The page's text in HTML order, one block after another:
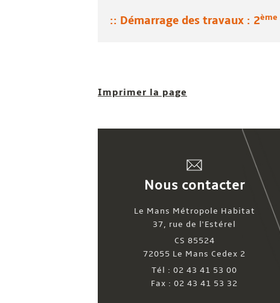
:: Démarrage des travaux : 2ème
Imprimer la page
Nous contacter
Le Mans Métropole Habitat
37, rue de l'Estérel
CS 85524
72055 Le Mans Cedex 2
Tél : 02 43 41 53 00
Fax : 02 43 41 53 32